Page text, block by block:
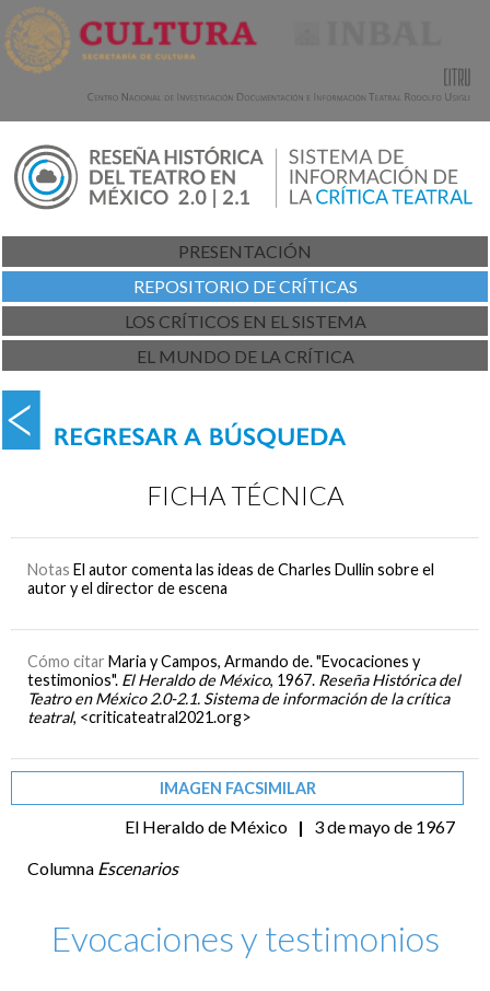
PRESENTACIÓN
REPOSITORIO DE CRÍTICAS
LOS CRÍTICOS EN EL SISTEMA
EL MUNDO DE LA CRÍTICA
FICHA TÉCNICA
Notas El autor comenta las ideas de Charles Dullin sobre el
autor y el director de escena
Cómo citar Maria y Campos, Armando de. "Evocaciones y
testimonios". El Heraldo de México, 1967. Reseña Histórica del
Teatro en México 2.0-2.1. Sistema de información de la crítica
teatral, <criticateatral2021.org>
IMAGEN FACSIMILAR
El Heraldo de México |
3 de mayo de 1967
Columna Escenarios
Evocaciones y testimonios